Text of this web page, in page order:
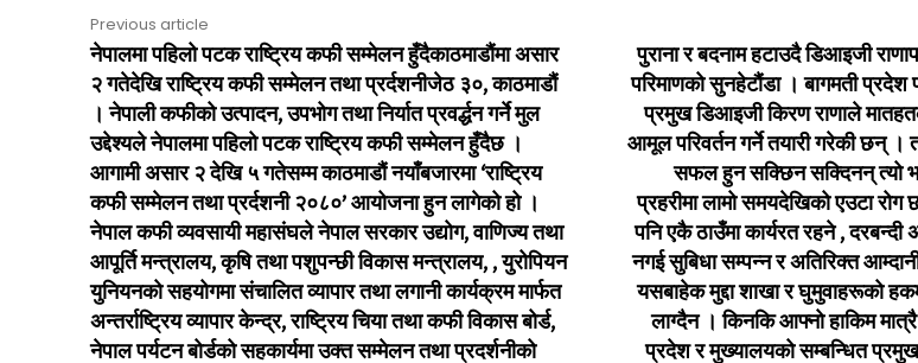
Previous article
नेपालमा पहिलो पटक राष्ट्रिय कफी सम्मेलन हुँदैकाठमाडौंमा असार
२ गतेदेखि राष्ट्रिय कफी सम्मेलन तथा प्रर्दशनीजेठ ३०, काठमाडौं
। नेपाली कफीको उत्पादन, उपभोग तथा निर्यात प्रवर्द्धन गर्ने मुल
उद्देश्यले नेपालमा पहिलो पटक राष्ट्रिय कफी सम्मेलन हुँदैछ ।
आगामी असार २ देखि ५ गतेसम्म काठमाडौं नयाँबजारमा ‘राष्ट्रिय
कफी सम्मेलन तथा प्रर्दशनी २०८०’ आयोजना हुन लागेको हो ।
नेपाल कफी व्यवसायी महासंघले नेपाल सरकार उद्योग, वाणिज्य तथा
आपूर्ति मन्त्रालय, कृषि तथा पशुपन्छी विकास मन्त्रालय, , युरोपियन
युनियनको सहयोगमा संचालित व्यापार तथा लगानी कार्यक्रम मार्फत
अन्तर्राष्ट्रिय व्यापार केन्द्र, राष्ट्रिय चिया तथा कफी विकास बोर्ड,
नेपाल पर्यटन बोर्डको सहकार्यमा उक्त सम्मेलन तथा प्रदर्शनीको
पुराना र बदनाम हटाउदै डिआइजी
परिमाणको सुनहेटौंडा । बागमती प्रदेश
प्रमुख डिआइजी किरण राणाले
आमूल परिवर्तन गर्ने तयारी गरेकी छन् ।
सफल हुन सक्छिन सक्दिनन् त्यो
प्रहरीमा लामो समयदेखिको एउटा रोग
पनि एकै ठाउँमा कार्यरत रहने , दरबन्दी
नगई सुबिधा सम्पन्न र अतिरिक्त
यसबाहेक मुद्दा शाखा र घुमुवाहरूको
लाग्दैन । किनकि आफ्नो हाकिम
प्रदेश र मुख्यालयको सम्बन्धित